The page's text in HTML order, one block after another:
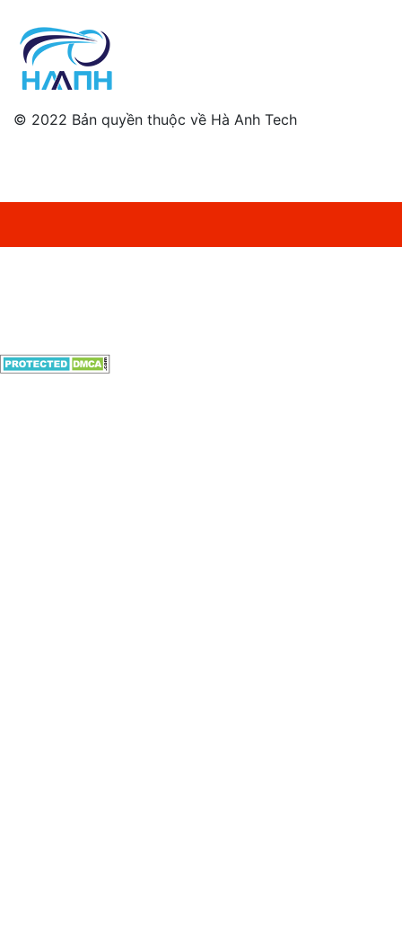
© 2022 Bản quyền thuộc về Hà Anh Tech